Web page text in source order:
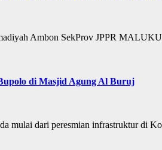
Ambon SekProv JPPR
di Masjid Agung Al Buruj
mulai dari peresmian infrastruktur di